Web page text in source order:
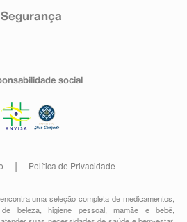
Segurança
social
Política de Privacidade
uma seleção completa demedicamentos
beleza,higiene pessoal,mamãe e bebê